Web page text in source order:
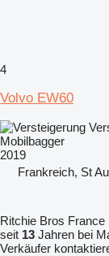
4
Volvo EW60
Mobilbagger
2019
Frankreich, St
Ritchie Bros France
seit 13 Jahren bei
Verkäufer